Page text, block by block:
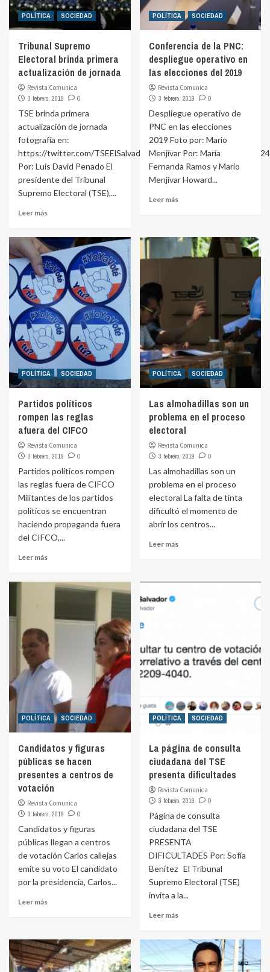
POLÍTICA SOCIEDAD
Tribunal Supremo
Electoral brinda primera
actualización de jornada
Revista Comunica
3 febrero, 2019
0
TSE brinda primera
actualización de jornada
fotografía en:
https://twitter.com/TSEElSalvador/status/1092096903221837824
Por: Luis David Penado El
presidente del Tribunal
Supremo Electoral (TSE),...
Leer más
POLÍTICA SOCIEDAD
Conferencia de la PNC:
despliegue operativo en
las elecciones del 2019
Revista Comunica
3 febrero, 2019
0
Despliegue operativo de
PNC en las elecciones
2019 Foto por: Mario
Menjívar Por: María
Fernanda Ramos y Mario
Menjívar Howard...
Leer más
POLÍTICA SOCIEDAD
Partidos políticos
rompen las reglas
afuera del CIFCO
Revista Comunica
3 febrero, 2019
0
Partidos políticos rompen
las reglas fuera de CIFCO
Militantes de los partidos
políticos se encuentran
haciendo propaganda fuera
del CIFCO,...
Leer más
POLÍTICA SOCIEDAD
Las almohadillas son un
problema en el proceso
electoral
Revista Comunica
3 febrero, 2019
0
Las almohadillas son un
problema en el proceso
electoral La falta de tinta
dificultó el momento de
abrir los centros...
Leer más
POLÍTICA SOCIEDAD
Candidatos y figuras
públicas se hacen
presentes a centros de
votación
Revista Comunica
3 febrero, 2019
0
Candidatos y figuras
públicas llegan a centros
de votación Carlos callejas
emite su voto El candidato
por la presidencia, Carlos...
Leer más
POLÍTICA SOCIEDAD
La página de consulta
ciudadana del TSE
presenta dificultades
Revista Comunica
3 febrero, 2019
0
Página de consulta
ciudadana del TSE
PRESENTA
DIFICULTADES Por: Sofía
Benítez El Tribunal
Supremo Electoral (TSE)
invita a la...
Leer más